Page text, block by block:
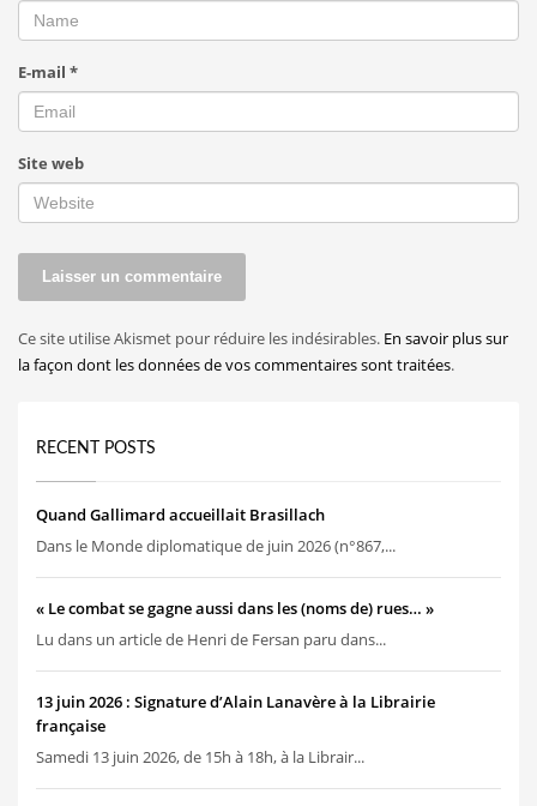
E-mail *
Site web
Ce site utilise Akismet pour réduire les indésirables. En savoir plus sur
la façon dont les données de vos commentaires sont traitées.
RECENT POSTS
Quand Gallimard accueillait Brasillach
Dans le Monde diplomatique de juin 2026 (n°867,...
« Le combat se gagne aussi dans les (noms de) rues… »
Lu dans un article de Henri de Fersan paru dans...
13 juin 2026 : Signature d’Alain Lanavère à la Librairie
française
Samedi 13 juin 2026, de 15h à 18h, à la Librair...